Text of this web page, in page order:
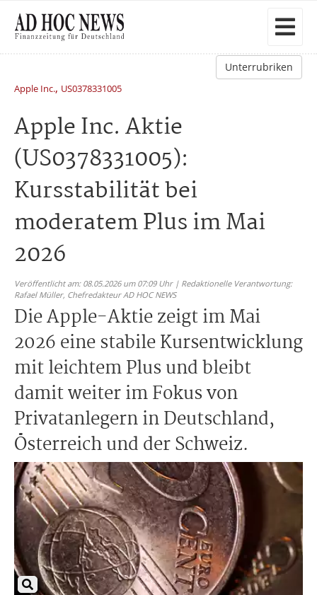
Unterrubriken
Apple Inc., US0378331005
Apple Inc. Aktie
(US0378331005):
Kursstabilität bei
moderatem Plus im Mai
2026
Veröffentlicht am: 08.05.2026 um 07:09 Uhr | Redaktionelle Verantwortung:
Rafael Müller, Chefredakteur AD HOC NEWS
Die Apple-Aktie zeigt im Mai
2026 eine stabile Kursentwicklung
mit leichtem Plus und bleibt
damit weiter im Fokus von
Privatanlegern in Deutschland,
Österreich und der Schweiz.